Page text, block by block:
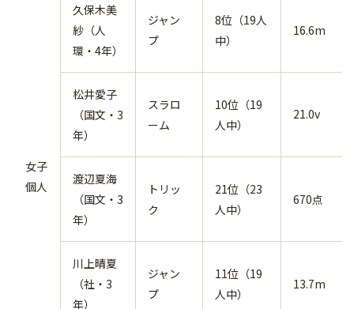
女子
個人
久保木美
紗（人
環・4年）
ジャン
プ
8位（19人
中）
16.6m
松井愛子
（国文・3
年）
スラロ
ーム
10位（19
人中）
21.0v
渡辺夏海
（国文・3
年）
トリッ
ク
21位（23
人中）
670点
川上晴夏
（社・3
年）
ジャン
プ
11位（19
人中）
13.7m